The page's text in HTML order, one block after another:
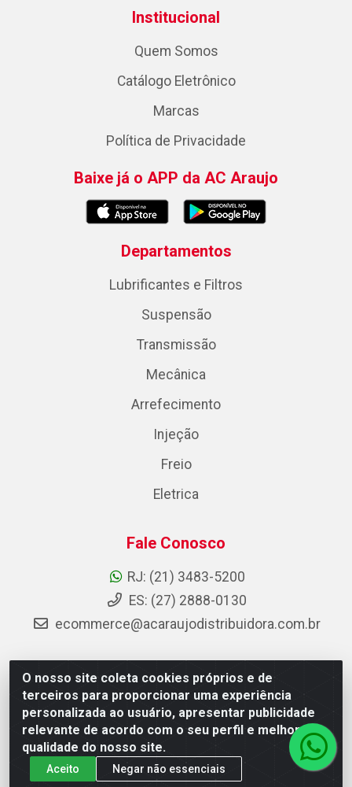
O nosso site coleta cookies próprios e de
terceiros para proporcionar uma experiência
personalizada ao usuário, apresentar publicidade
relevante de acordo com o seu perfil e melhorar a
qualidade do nosso site.
Aceito Negar não essenciais
Institucional
Quem Somos
Catálogo Eletrônico
Marcas
Política de Privacidade
Baixe já o APP da AC Araujo
Departamentos
Lubrificantes e Filtros
Suspensão
Transmissão
Mecânica
Arrefecimento
Injeção
Freio
Eletrica
Fale Conosco
RJ: (21) 3483-5200
ES: (27) 2888-0130
ecommerce@acaraujodistribuidora.com.br
AC Araujo Distribuidora - Rua Carneiro de Campos, 42 -
São Cristóvão, Rio de Janeiro/RJ - CEP 20.920-410 -
CNPJ 08.744.753/0003-85